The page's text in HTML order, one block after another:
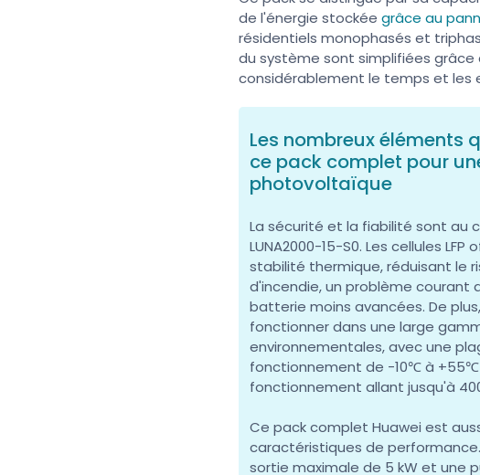
de l'énergie stockéegrâce au
résidentiels monophasés et
du système sont simplifiées
considérablement le temps et les
Les nombreux éléments
ce pack complet pour
photovoltaïque
La sécurité et la fiabilité sont au
LUNA2000-15-S0. Les cellules
stabilité thermique, réduisant le
d'incendie, un problème courant
batterie moins avancées. De
fonctionner dans une large
environnementales, avec une
fonctionnement de -10℃ à
fonctionnement allant jusqu'à
Ce pack complet Huawei est
caractéristiques de
sortie maximale de 5 kW et une